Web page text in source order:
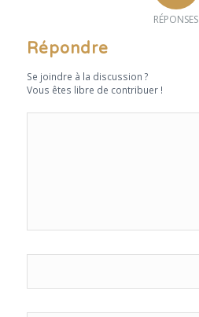
RÉPONSES
Répondre
Se joindre à la discussion ?
Vous êtes libre de contribuer !